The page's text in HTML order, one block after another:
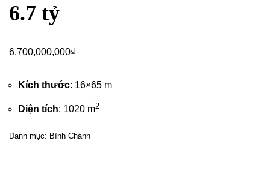
6.7 tỷ
6,700,000,000₫
Kích thước: 16×65 m
Diện tích: 1020 m2
Danh mục: Bình Chánh